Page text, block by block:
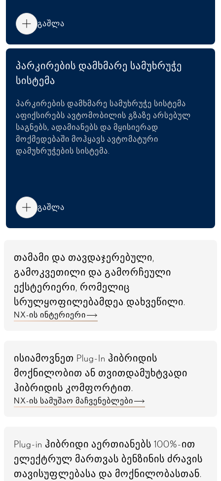
გაშლა
პარკირების დამხმარე სამუხრუჭე
სისტემა
პარკირების დამხმარე სამუხრუჭე სისტემა
აფიქსირებს ავტომობილის გზაზე არსებულ
საგნებს, ადამიანებს და მყისიერად
მოქმედებაში მოჰყავს ავტომატური
დამუხრუჭების სისტემა.
გაშლა
თამამი და თავდაჯერებული,
გამოკვეთილი და გამორჩეული
ექსტერიერი, რომელიც
სრულყოფილებამდეა დახვეწილი.
NX-ის ინტერიერი
ისიამოვნეთ Plug-In ჰიბრიდის
მოქნილობით ან თვითდამუხტვადი
ჰიბრიდის კომფორტით.
NX-ის სამუშაო მაჩვენებლები
Plug-in ჰიბრიდი აერთიანებს 100%-ით
ელექტრულ მართვას ბენზინის ძრავის
თავისუფლებასა და მოქნილობასთან.